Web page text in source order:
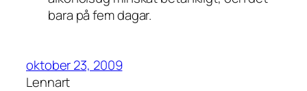
bara på fem dagar.
oktober 23, 2009
Lennart